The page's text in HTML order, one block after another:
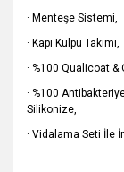
· Menteşe Sistemi,
· Kapı Kulpu Takımı,
· %100 Qualicoat
· %100
Silikonize,
· Vidalama Seti İle